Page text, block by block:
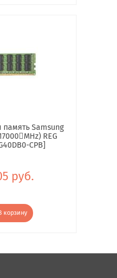
Samsung
REG
CPB]
руб.
корзину